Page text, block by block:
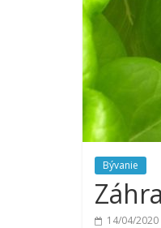
Bývanie
14/04/2020